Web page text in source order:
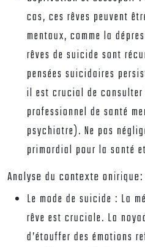
cas, ces rêves peuvent
mentaux, comme la
rêves de suicide sont
pensées suicidaires
il est crucial de consulter
professionnel de santé
psychiatre). Ne pas
primordial pour la santé
Analyse du contexte
Le mode de suicide : La
rêve est cruciale. La
d’étouffer des émotions